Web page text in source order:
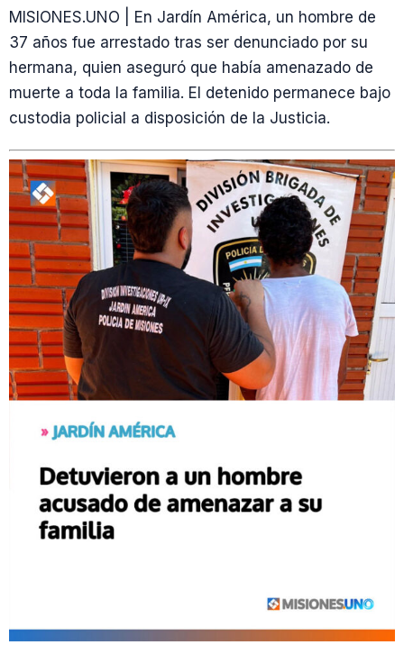
MISIONES.UNO | En Jardín América, un hombre de
37 años fue arrestado tras ser denunciado por su
hermana, quien aseguró que había amenazado de
muerte a toda la familia. El detenido permanece bajo
custodia policial a disposición de la Justicia.